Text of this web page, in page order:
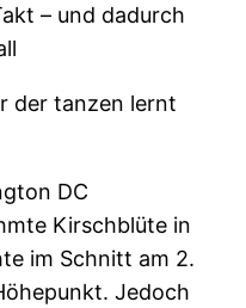
– und dadurch
der tanzen lernt
DC
Kirschblüte in
im Schnitt am 2.
Jedoch